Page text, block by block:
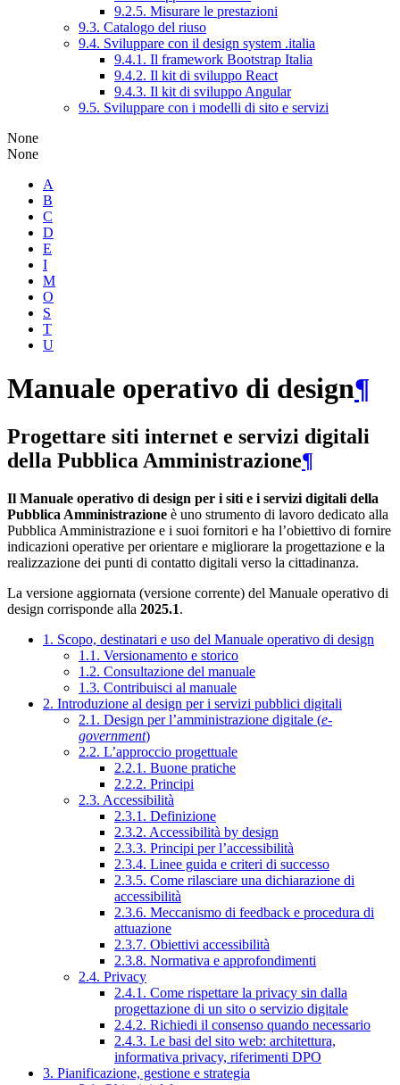
9.2.5. Misurare le prestazioni
9.3. Catalogo del riuso
9.4. Sviluppare con il design system .italia
9.4.1. Il framework Bootstrap Italia
9.4.2. Il kit di sviluppo React
9.4.3. Il kit di sviluppo Angular
9.5. Sviluppare con i modelli di sito e servizi
None
None
A
B
C
D
E
I
M
O
S
T
U
Manuale operativo di design¶
Progettare siti internet e servizi digitali
della Pubblica Amministrazione¶
Il Manuale operativo di design per i siti e i servizi digitali della
Pubblica Amministrazione è uno strumento di lavoro dedicato alla
Pubblica Amministrazione e i suoi fornitori e ha l’obiettivo di fornire
indicazioni operative per orientare e migliorare la progettazione e la
realizzazione dei punti di contatto digitali verso la cittadinanza.
La versione aggiornata (versione corrente) del Manuale operativo di
design corrisponde alla 2025.1.
1. Scopo, destinatari e uso del Manuale operativo di design
1.1. Versionamento e storico
1.2. Consultazione del manuale
1.3. Contribuisci al manuale
2. Introduzione al design per i servizi pubblici digitali
2.1. Design per l’amministrazione digitale (e-
government)
2.2. L’approccio progettuale
2.2.1. Buone pratiche
2.2.2. Principi
2.3. Accessibilità
2.3.1. Definizione
2.3.2. Accessibilità by design
2.3.3. Principi per l’accessibilità
2.3.4. Linee guida e criteri di successo
2.3.5. Come rilasciare una dichiarazione di
accessibilità
2.3.6. Meccanismo di feedback e procedura di
attuazione
2.3.7. Obiettivi accessibilità
2.3.8. Normativa e approfondimenti
2.4. Privacy
2.4.1. Come rispettare la privacy sin dalla
progettazione di un sito o servizio digitale
2.4.2. Richiedi il consenso quando necessario
2.4.3. Le basi del sito web: architettura,
informativa privacy, riferimenti DPO
3. Pianificazione, gestione e strategia